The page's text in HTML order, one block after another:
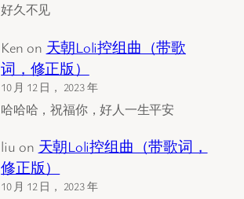
好久不见
Ken on 天朝Loli控组曲（带歌
词，修正版）
10 月 12 日， 2023 年
哈哈哈，祝福你，好人一生平安
liu on 天朝Loli控组曲（带歌词，
修正版）
10 月 12 日， 2023 年